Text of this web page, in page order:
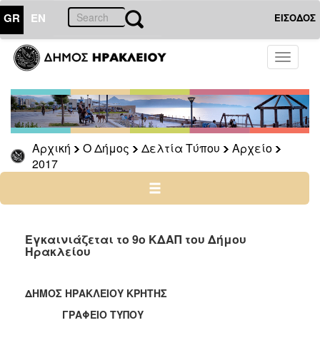
GR EN ΕΙΣΟΔΟΣ
Toggle
Αρχική Ο Δήμος Δελτία Τύπου
Αρχείο
2017
ΔΗΜΟΣ
Δελτία
Τύπου
Αρχείο
2026
2025
2022
2021
2019
2018
Εγκαινιάζεται το 9ο ΚΔΑΠ του Δήμου
Ηρακλείου
ΔΗΜΟΣ ΗΡΑΚΛΕΙΟΥ ΚΡΗΤΗΣ
ΓΡΑΦΕΙΟ ΤΥΠΟΥ